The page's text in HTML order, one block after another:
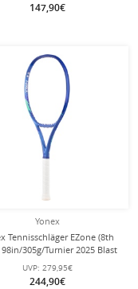
147,90€
Yonex
Tennisschläger EZone (8th
98in/305g/Turnier 2025 Blast
blau - unbesaitet -
UVP: 279,95€
244,90€